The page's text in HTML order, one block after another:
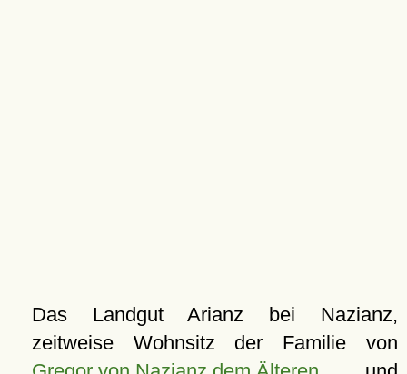
Das Landgut Arianz bei Nazianz,
zeitweise Wohnsitz der Familie von